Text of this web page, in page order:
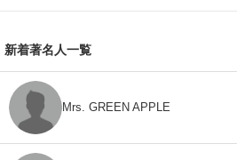
新着著名人一覧
Mrs. GREEN APPLE